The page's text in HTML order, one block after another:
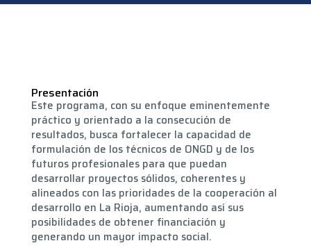
Presentación
Este programa, con su enfoque eminentemente
práctico y orientado a la consecución de
resultados, busca fortalecer la capacidad de
formulación de los técnicos de ONGD y de los
futuros profesionales para que puedan
desarrollar proyectos sólidos, coherentes y
alineados con las prioridades de la cooperación al
desarrollo en La Rioja, aumentando así sus
posibilidades de obtener financiación y
generando un mayor impacto social.